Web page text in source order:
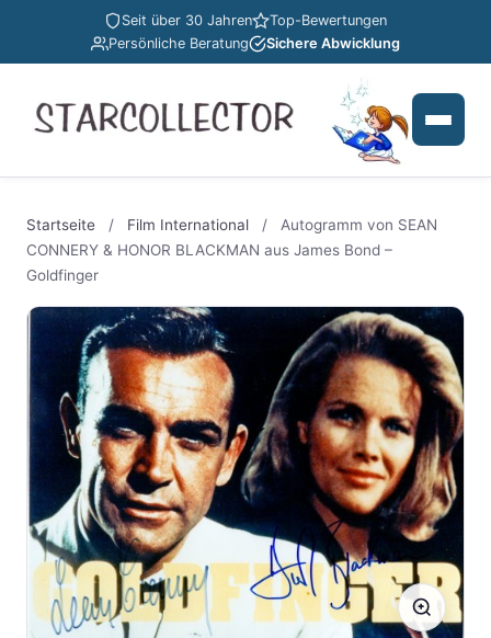
Seit über 30 Jahren
Top-Bewertungen
Persönliche Beratung
Sichere Abwicklung
Startseite / Film International /
Autogramm von SEAN
CONNERY & HONOR BLACKMAN aus James Bond –
Goldfinger